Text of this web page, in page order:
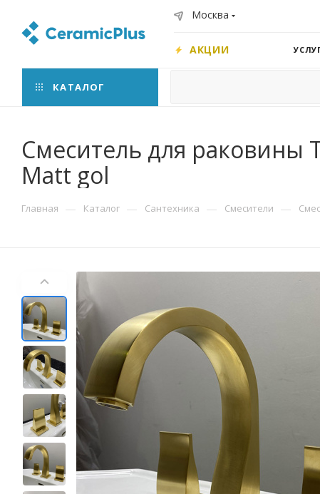
Москва
АКЦИИ
КАТАЛОГ
Смеситель для раковины
Matt gol
Главная — Каталог — Сантехника — Смесители —